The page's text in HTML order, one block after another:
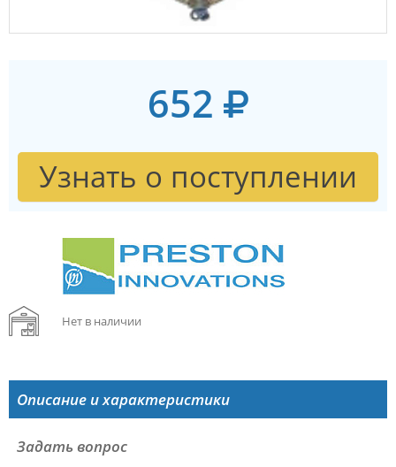
652
Узнать о поступлении
Нет в наличии
Описание и характеристики
Задать вопрос